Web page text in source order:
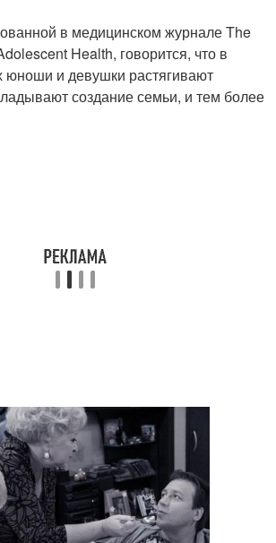
в медицинском журнале The
Health, говорится, что в
юноши и девушки растягивают
создание семьи, и тем более